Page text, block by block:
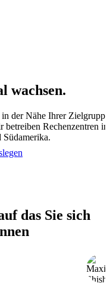
wachsen.
der Nähe Ihrer
Rechenzentren in
das Sie sich